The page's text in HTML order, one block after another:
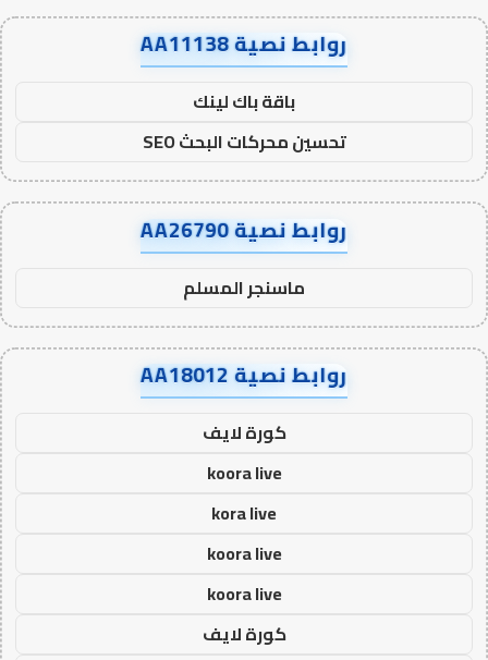
روابط نصية AA11138
باقة باك لينك
تحسين محركات البحث SEO
روابط نصية AA26790
ماسنجر المسلم
روابط نصية AA18012
كورة لايف
koora live
kora live
koora live
koora live
كورة لايف